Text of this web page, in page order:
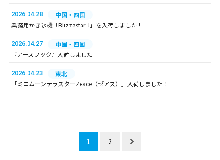
2026.04.28
中国・四国
業務用かき氷機「Blizzastar J」を入荷しました！
2026.04.27
中国・四国
『アースフック』入荷しました
2026.04.23
東北
「ミニムーンテラスターZeace（ゼアス）」入荷しました！
1 2